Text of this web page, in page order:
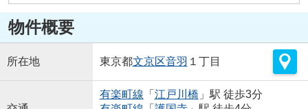
物件概要
所在地 東京都文京区音羽 １丁目
有楽町線 「 江戸川橋 」駅 徒歩3分